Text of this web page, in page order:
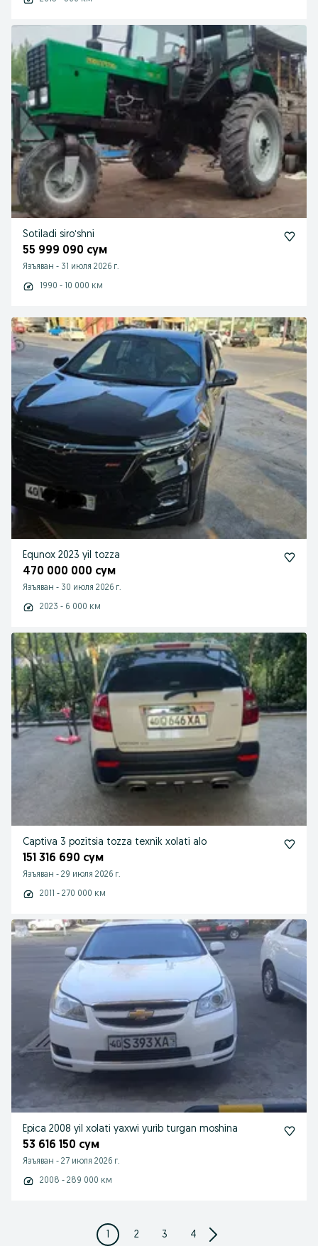
Sotiladi siroʻshni
55 999 090 сум
Язъяван - 31 июля 2026 г.
1990 - 10 000 км
Equnox 2023 yil tozza
470 000 000 сум
Язъяван - 30 июля 2026 г.
2023 - 6 000 км
Captiva 3 pozitsia tozza texnik xolati alo
151 316 690 сум
Язъяван - 29 июля 2026 г.
2011 - 270 000 км
Epica 2008 yil xolati yaxwi yurib turgan moshina
53 616 150 сум
Язъяван - 27 июля 2026 г.
2008 - 289 000 км
1 2 3 4